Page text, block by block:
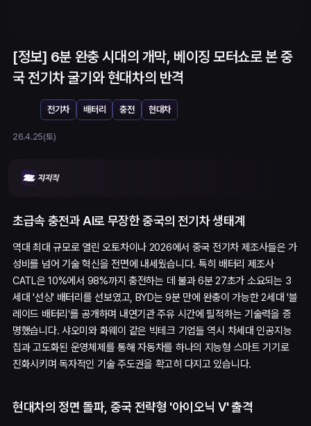
[정보] 6분 완충 시대의 개막, 베이징 모터쇼로 본 중
국 전기차 굴기와 현대차의 반격
전기차 배터리 충전 현대차
26.4.25(토)
초급속 충전과 AI로 무장한 중국의 전기차 생태계
역대 최대 규모로 열린 오토차이나 2026에서 중국 전기차 제조사들은 가
성비를 넘어 기술 혁신을 전면에 내세웠습니다. 특히 배터리 제조사
CATL은 10%에서 98%까지 충전하는 데 불과 6분 27초가 소요되는 3
세대 '선싱' 배터리를 선보였고, BYD는 9분 만에 완충이 가능한 2세대 '블
레이드 배터리'를 공개하며 내연기관 주유 시간에 필적하는 기술력을 증
명했습니다. 샤오미와 화웨이 같은 빅테크 기업들 역시 차세대 인공지능
칩과 고도화된 운영체제를 통해 자동차를 하나의 지능형 스마트 기기로
진화시키며 독자적인 기술 주도권을 확고히 다지고 있습니다.
현대차의 정면 돌파, 중국 전략형 '아이오닉 V' 출격